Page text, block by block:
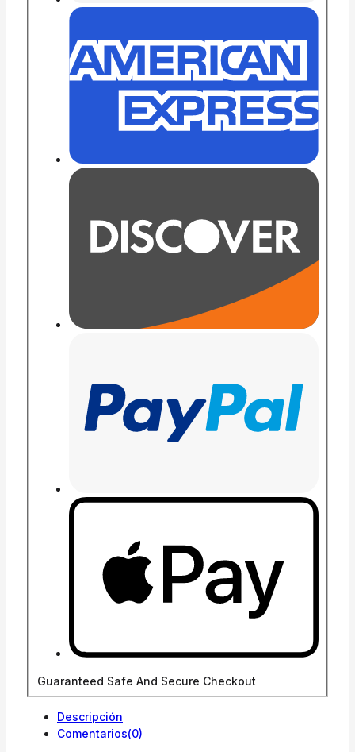
Guaranteed Safe And Secure Checkout
Descripción
Comentarios(0)